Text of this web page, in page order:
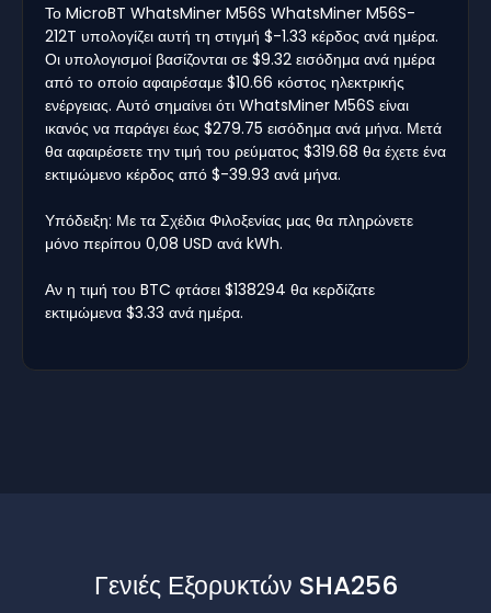
Το MicroBT WhatsMiner M56S WhatsMiner M56S-
212T υπολογίζει αυτή τη στιγμή $-1.33 κέρδος ανά ημέρα.
Οι υπολογισμοί βασίζονται σε $9.32 εισόδημα ανά ημέρα
από το οποίο αφαιρέσαμε $10.66 κόστος ηλεκτρικής
ενέργειας. Αυτό σημαίνει ότι WhatsMiner M56S είναι
ικανός να παράγει έως $279.75 εισόδημα ανά μήνα. Μετά
θα αφαιρέσετε την τιμή του ρεύματος $319.68 θα έχετε ένα
εκτιμώμενο κέρδος από $-39.93 ανά μήνα.
Υπόδειξη: Με τα Σχέδια Φιλοξενίας μας θα πληρώνετε
μόνο περίπου 0,08 USD ανά kWh.
Αν η τιμή του BTC φτάσει $138294 θα κερδίζατε
εκτιμώμενα $3.33 ανά ημέρα.
Γενιές Εξορυκτών SHA256